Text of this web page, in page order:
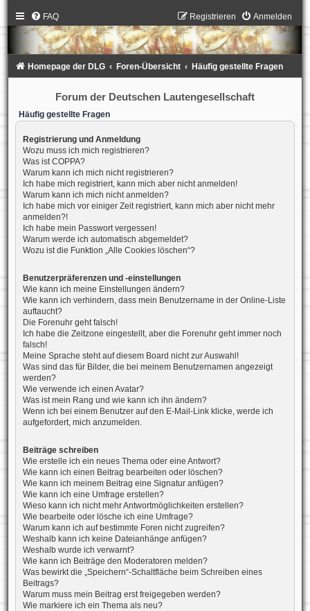
FAQ Anmelden
Registrieren
Homepage der DLG Foren-Übersicht Häufig gestellte Fragen
Forum der Deutschen Lautengesellschaft
Häufig gestellte Fragen
Registrierung und Anmeldung
Wozu muss ich mich registrieren?
Was ist COPPA?
Warum kann ich mich nicht registrieren?
Ich habe mich registriert, kann mich aber nicht anmelden!
Warum kann ich mich nicht anmelden?
Ich habe mich vor einiger Zeit registriert, kann mich aber nicht mehr
anmelden?!
Ich habe mein Passwort vergessen!
Warum werde ich automatisch abgemeldet?
Wozu ist die Funktion „Alle Cookies löschen“?
Benutzerpräferenzen und -einstellungen
Wie kann ich meine Einstellungen ändern?
Wie kann ich verhindern, dass mein Benutzername in der Online-Liste
auftaucht?
Die Forenuhr geht falsch!
Ich habe die Zeitzone eingestellt, aber die Forenuhr geht immer noch
falsch!
Meine Sprache steht auf diesem Board nicht zur Auswahl!
Was sind das für Bilder, die bei meinem Benutzernamen angezeigt
werden?
Wie verwende ich einen Avatar?
Was ist mein Rang und wie kann ich ihn ändern?
Wenn ich bei einem Benutzer auf den E-Mail-Link klicke, werde ich
aufgefordert, mich anzumelden.
Beiträge schreiben
Wie erstelle ich ein neues Thema oder eine Antwort?
Wie kann ich einen Beitrag bearbeiten oder löschen?
Wie kann ich meinem Beitrag eine Signatur anfügen?
Wie kann ich eine Umfrage erstellen?
Wieso kann ich nicht mehr Antwortmöglichkeiten erstellen?
Wie bearbeite oder lösche ich eine Umfrage?
Warum kann ich auf bestimmte Foren nicht zugreifen?
Weshalb kann ich keine Dateianhänge anfügen?
Weshalb wurde ich verwarnt?
Wie kann ich Beiträge den Moderatoren melden?
Was bewirkt die „Speichern“-Schaltfläche beim Schreiben eines
Beitrags?
Warum muss mein Beitrag erst freigegeben werden?
Wie markiere ich ein Thema als neu?